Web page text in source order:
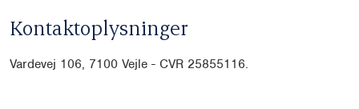
Kontaktoplysninger
Vardevej 106, 7100 Vejle - CVR 25855116.